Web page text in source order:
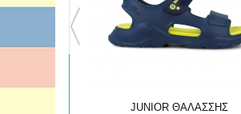
JUNIOR ΘΑΛΑΣΣΗΣ